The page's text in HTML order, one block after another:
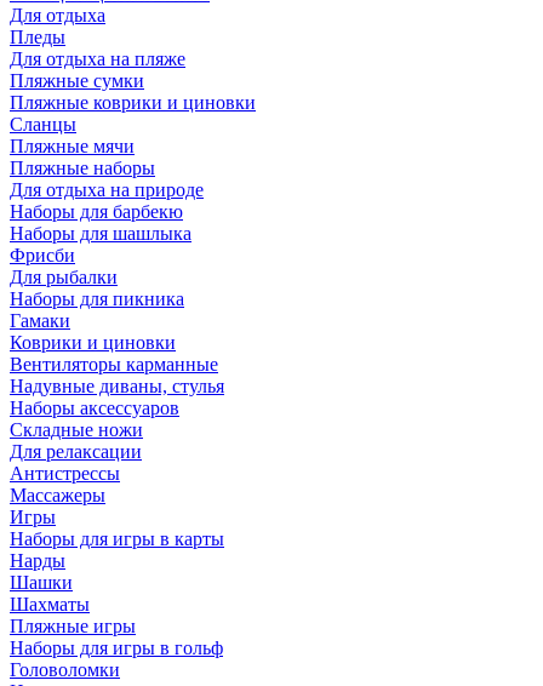
Для отдыха
Пледы
Для отдыха на пляже
Пляжные сумки
Пляжные коврики и циновки
Сланцы
Пляжные мячи
Пляжные наборы
Для отдыха на природе
Наборы для барбекю
Наборы для шашлыка
Фрисби
Для рыбалки
Наборы для пикника
Гамаки
Коврики и циновки
Вентиляторы карманные
Надувные диваны, стулья
Наборы аксессуаров
Складные ножи
Для релаксации
Антистрессы
Массажеры
Игры
Наборы для игры в карты
Нарды
Шашки
Шахматы
Пляжные игры
Наборы для игры в гольф
Головоломки